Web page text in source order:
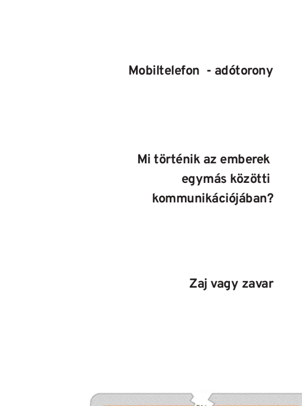
Mobiltelefon  - adótorony
Mi történik az emberek
egymás közötti
kommunikációjában?
Zaj vagy zavar